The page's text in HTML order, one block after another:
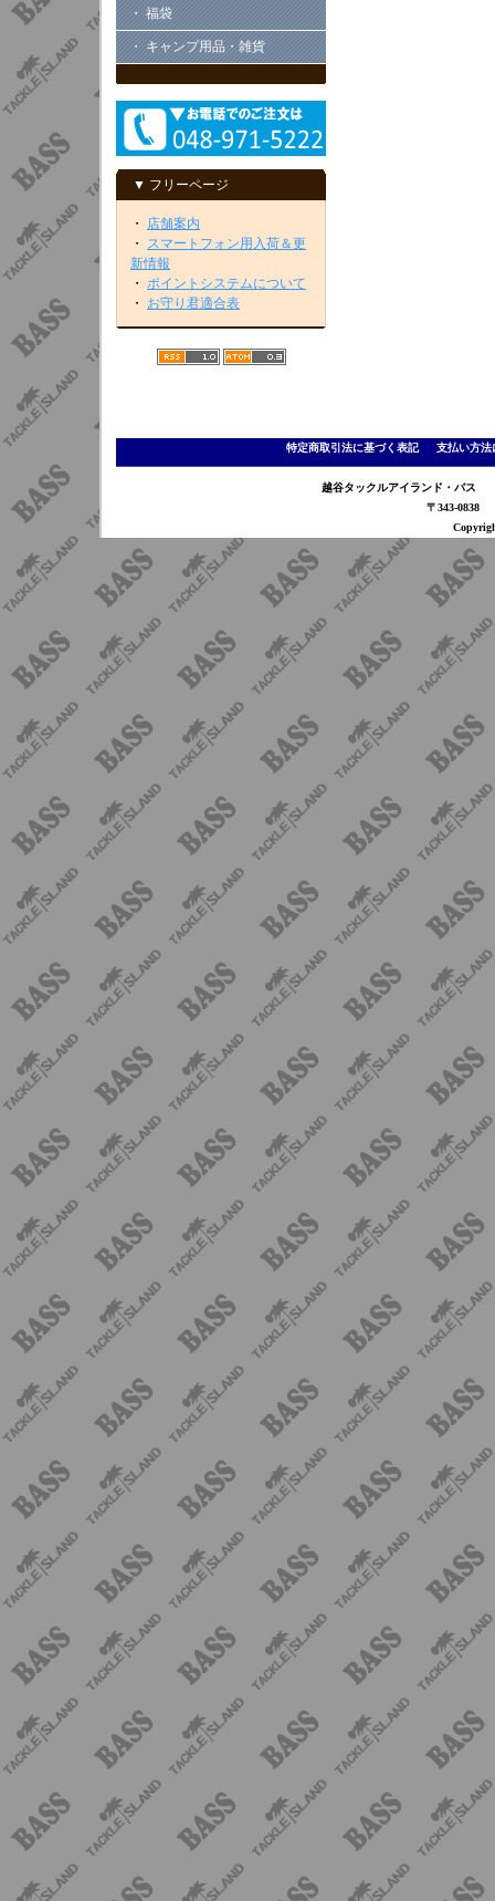
・ 福袋
・ キャンプ用品・雑貨
▼ フリーページ
・ 店舗案内
・ スマートフォン用入荷＆更
新情報
・ ポイントシステムについて
・ お守り君適合表
特定商取引法に基づく表記｜ 支払い方法
越谷タックルアイランド・バ
〒343-0838